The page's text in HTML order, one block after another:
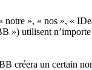
notre », « nos », «
utilisent
un certain